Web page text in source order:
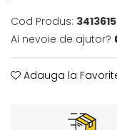
Cod Produs: 3413615
Ai nevoie de ajutor?
Adauga la